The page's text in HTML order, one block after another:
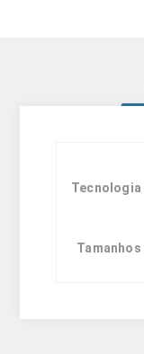
Tecnologia
Tamanhos